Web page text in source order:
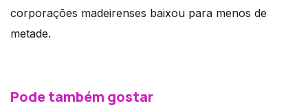
corporações madeirenses baixou para menos de
metade.
Pode também gostar